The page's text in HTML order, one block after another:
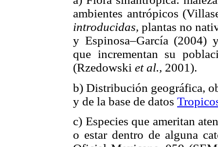
ambientes antrópicos
introducidas,plantas no
y Espinosa–García (2004)
que incrementan su
(Rzedowski etal., 2001).
b) Distribución geográfica,
y de la base de datos
c) Especies que ameritan
o estar dentro de alguna